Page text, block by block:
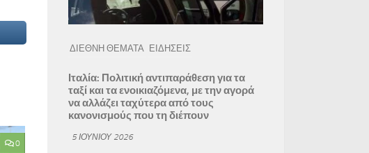
0
ΔΙΕΘΝΗ ΘΕΜΑΤΑ ΕΙΔΗΣΕΙΣ
Ιταλία: Πολιτική αντιπαράθεση για τα
ταξί και τα ενοικιαζόμενα, με την αγορά
να αλλάζει ταχύτερα από τους
κανονισμούς που τη διέπουν
5 ΙΟΥΝΊΟΥ 2026